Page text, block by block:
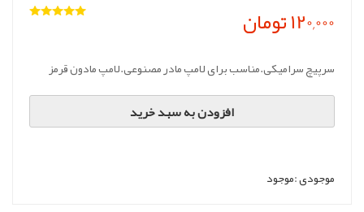
120,000 تومان
سرپیچ سرامیکی.مناسب برای لامپ مادر مصنوعی.لامپ مادون قرمز
افزودن به سبد خرید
موجودی :موجود